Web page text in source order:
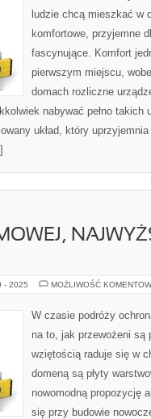
ludzie chcą mieszkać w
komfortowe, przyjemne
fascynujące. Komfort
pierwszym miejscu,
domach rozliczne
nabywać pełno takich
układ, który
- 2025 MOŻLIWOŚĆ
W czasie podróży
na to, jak przewożeni są
wziętością raduje się w
domeną są płyty
nowomodną propozycję
się przy budowie